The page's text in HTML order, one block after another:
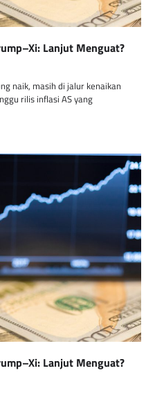
Lanjut Menguat?
naik, masih di jalur kenaikan
rilis inflasi AS yang
Lanjut Menguat?